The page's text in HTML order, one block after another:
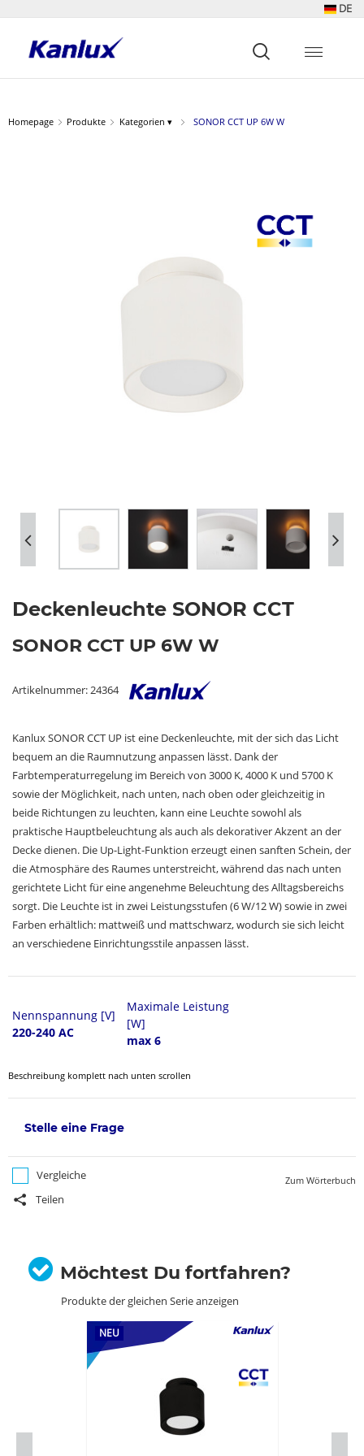
DE
główna
Homepage Produkte Kategorien ▾ SONOR CCT UP 6W W
Deckenleuchte SONOR CCT
SONOR CCT UP 6W W
Artikelnummer: 24364
Kanlux SONOR CCT UP ist eine Deckenleuchte, mit der sich das Licht
bequem an die Raumnutzung anpassen lässt. Dank der
Farbtemperaturregelung im Bereich von 3000 K, 4000 K und 5700 K
sowie der Möglichkeit, nach unten, nach oben oder gleichzeitig in
beide Richtungen zu leuchten, kann eine Leuchte sowohl als
praktische Hauptbeleuchtung als auch als dekorativer Akzent an der
Decke dienen. Die Up-Light-Funktion erzeugt einen sanften Schein, der
die Atmosphäre des Raumes unterstreicht, während das nach unten
gerichtete Licht für eine angenehme Beleuchtung des Alltagsbereichs
sorgt. Die Leuchte ist in zwei Leistungsstufen (6 W/12 W) sowie in zwei
Farben erhältlich: mattweiß und mattschwarz, wodurch sie sich leicht
an verschiedene Einrichtungsstile anpassen lässt.
Nennspannung [V]
220-240 AC
Maximale Leistung
[W]
max 6
Beschreibung komplett nach unten scrollen
Stelle eine Frage
Vergleiche
Teilen
Zum Wörterbuch
Möchtest Du fortfahren?
Produkte der gleichen Serie anzeigen
NEU